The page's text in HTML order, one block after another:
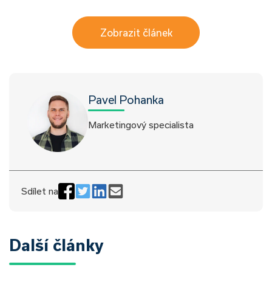
Zobrazit článek
Pavel Pohanka
Marketingový specialista
Sdílet na
Další články